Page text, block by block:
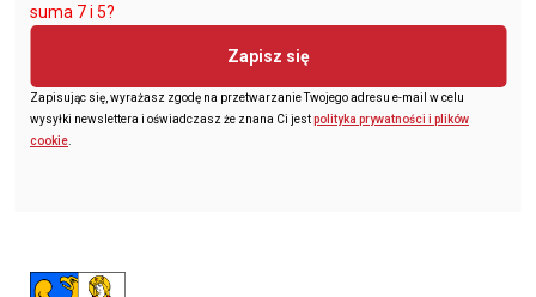
suma 7 i 5?
Zapisz się
Zapisując się, wyrażasz zgodę na przetwarzanie Twojego adresu e-mail w celu
wysyłki newslettera i oświadczasz że znana Ci jestpolityka prywatności i plików
cookie